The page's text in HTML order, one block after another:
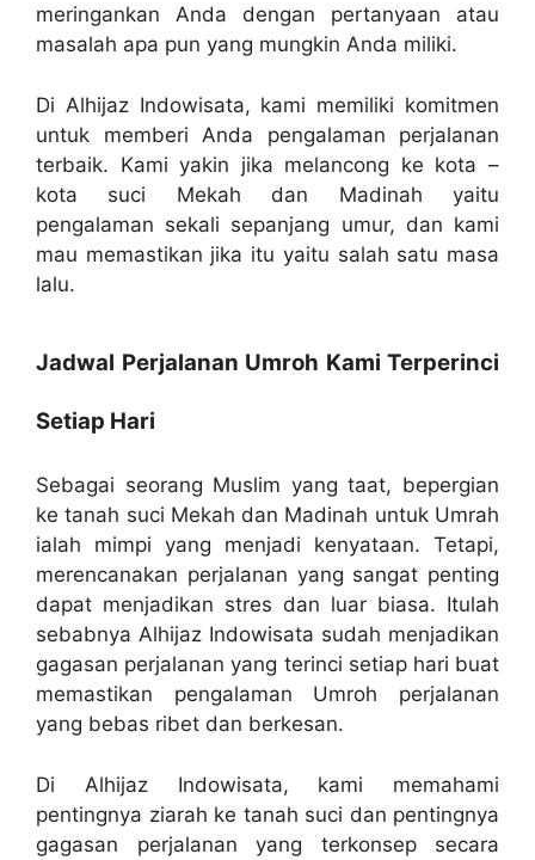
meringankan Anda dengan pertanyaan atau
masalah apa pun yang mungkin Anda miliki.
Di Alhijaz Indowisata, kami memiliki komitmen
untuk memberi Anda pengalaman perjalanan
terbaik. Kami yakin jika melancong ke kota –
kota suci Mekah dan Madinah yaitu
pengalaman sekali sepanjang umur, dan kami
mau memastikan jika itu yaitu salah satu masa
lalu.
Jadwal Perjalanan Umroh Kami Terperinci
Setiap Hari
Sebagai seorang Muslim yang taat, bepergian
ke tanah suci Mekah dan Madinah untuk Umrah
ialah mimpi yang menjadi kenyataan. Tetapi,
merencanakan perjalanan yang sangat penting
dapat menjadikan stres dan luar biasa. Itulah
sebabnya Alhijaz Indowisata sudah menjadikan
gagasan perjalanan yang terinci setiap hari buat
memastikan pengalaman Umroh perjalanan
yang bebas ribet dan berkesan.
Di Alhijaz Indowisata, kami memahami
pentingnya ziarah ke tanah suci dan pentingnya
gagasan perjalanan yang terkonsep secara